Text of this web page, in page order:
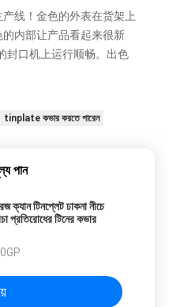
线！金色的外表在货架上
内部让产品看起来很新
封口机上运行顺畅。出色
tinplate কভার করতে পারেন
পান
ক্যান টিনপ্লেট ঢাকনা নীচে
প্রতিরোধের টিনের কভার